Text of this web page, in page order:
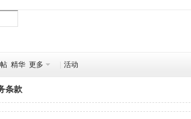
精华 更多 活动
条款